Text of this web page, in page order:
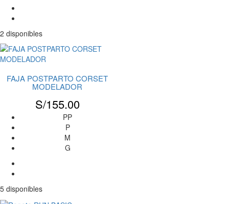
2 disponibles
FAJA POSTPARTO CORSET
MODELADOR
S/155.00
PP
P
M
G
5 disponibles